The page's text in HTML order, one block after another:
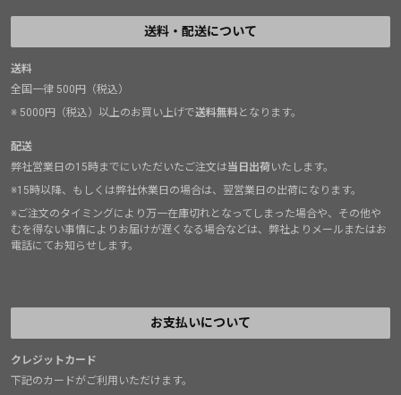
送料・配送について
送料
全国一律 500円（税込）
※ 5000円（税込）以上のお買い上げで送料無料となります。
配送
弊社営業日の15時までにいただいたご注文は当日出荷いたします。
※15時以降、もしくは弊社休業日の場合は、翌営業日の出荷になります。
※ご注文のタイミングにより万一在庫切れとなってしまった場合や、その他や
むを得ない事情によりお届けが遅くなる場合などは、弊社よりメールまたはお
電話にてお知らせします。
お支払いについて
クレジットカード
下記のカードがご利用いただけます。